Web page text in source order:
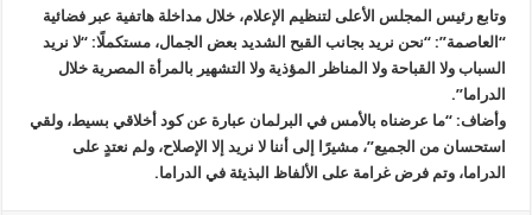
وتابع رئيس المجلس الأعلى لتنظيم الإعلام، خلال مداخلة هاتفية عبر فضائية
“العاصمة”: “نحن نريد بجانب القبح الشديد بعض الجمال، مستكملًا: “لا نريد
السباب ولا القباحة ولا المناظر المؤذية ولا التشهير بالمرأة المصرية خلال
الدراما”.
وأضاف: “ما عرضناه بالأمس في البرلمان عبارة عن كود أخلاقي بسيط، ولقي
استحسان من الجميع”، مشيرًا إلى أننا لا نريد إلا الإصلاح، ولم نعتدٍ على
الدراما، وتم فرض غرامة على الألفاظ البذيئة في الدراما.